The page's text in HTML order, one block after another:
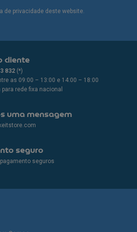
de privacidade deste website.
cliente
832 (*)
as 09:00 – 13:00 e 14:00 – 18:00
rede fixa nacional
uma mensagem
seguro
seguros